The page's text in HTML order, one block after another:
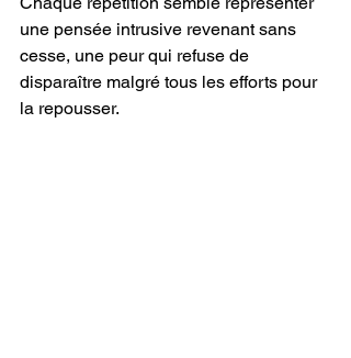
une pensée intrusive revenant sans
cesse, une peur qui refuse de
disparaître malgré tous les efforts pour
la repousser.